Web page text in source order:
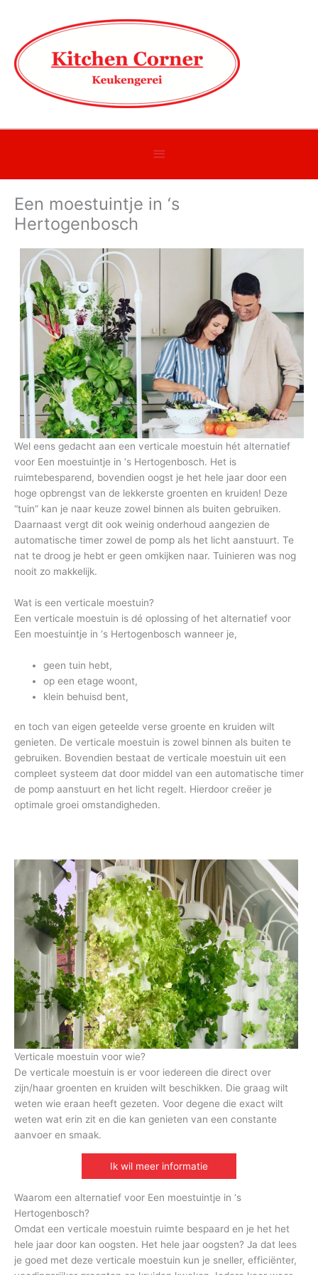
balk
Een moestuintje in ‘s
Hertogenbosch
Wel eens gedacht aan een verticale moestuin hét alternatief
voor Een moestuintje in ‘s Hertogenbosch. Het is
ruimtebesparend, bovendien oogst je het hele jaar door een
hoge opbrengst van de lekkerste groenten en kruiden! Deze
“tuin” kan je naar keuze zowel binnen als buiten gebruiken.
Daarnaast vergt dit ook weinig onderhoud aangezien de
automatische timer zowel de pomp als het licht aanstuurt. Te
nat te droog je hebt er geen omkijken naar. Tuinieren was nog
nooit zo makkelijk.
Wat is een verticale moestuin?
Een verticale moestuin is dé oplossing of het alternatief voor
Een moestuintje in ‘s Hertogenbosch wanneer je,
geen tuin hebt,
op een etage woont,
klein behuisd bent,
en toch van eigen geteelde verse groente en kruiden wilt
genieten. De verticale moestuin is zowel binnen als buiten te
gebruiken. Bovendien bestaat de verticale moestuin uit een
compleet systeem dat door middel van een automatische timer
de pomp aanstuurt en het licht regelt. Hierdoor creëer je
optimale groei omstandigheden.
Verticale moestuin voor wie?
De verticale moestuin is er voor iedereen die direct over
zijn/haar groenten en kruiden wilt beschikken. Die graag wilt
weten wie eraan heeft gezeten. Voor degene die exact wilt
weten wat erin zit en die kan genieten van een constante
aanvoer en smaak.
Ik wil meer informatie
Waarom een alternatief voor Een moestuintje in ‘s
Hertogenbosch?
Omdat een verticale moestuin ruimte bespaard en je het het
hele jaar door kan oogsten. Het hele jaar oogsten? Ja dat lees
je goed met deze verticale moestuin kun je sneller, efficiënter,